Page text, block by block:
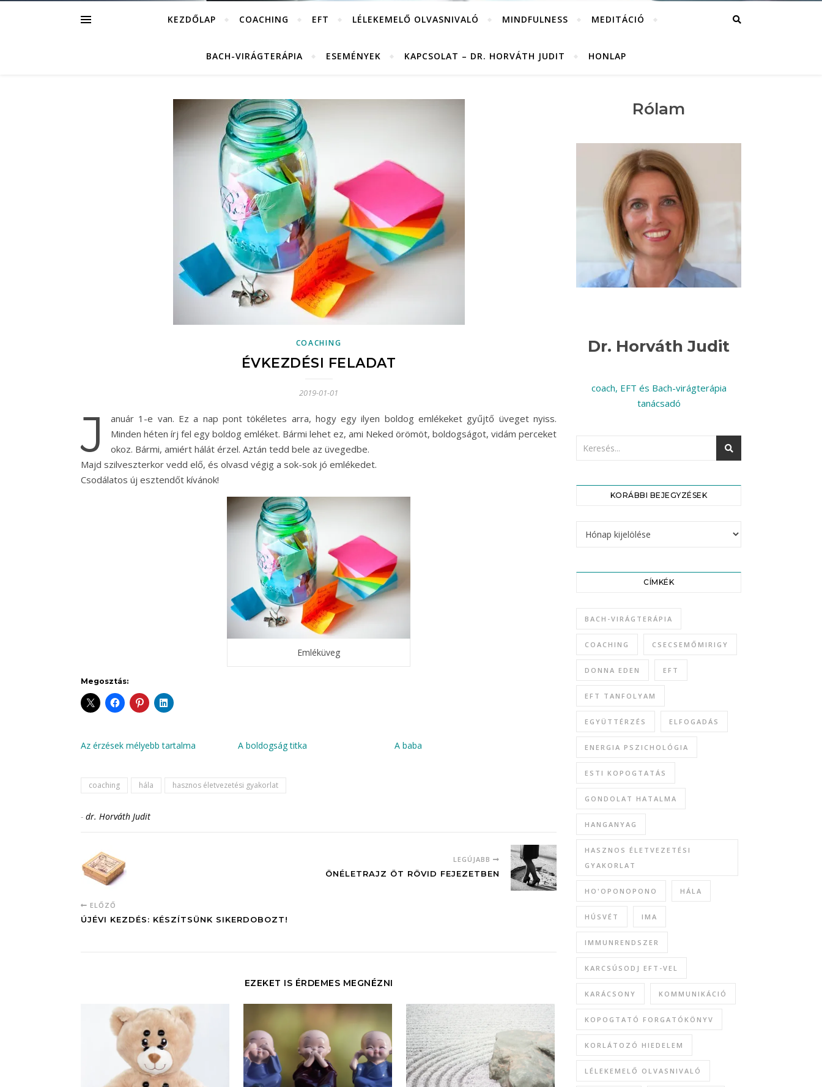
KEZDŐLAP COACHING EFT LÉLEKEMELŐ OLVASNIVALÓ MINDFULNESS MEDITÁCIÓ
BACH-VIRÁGTERÁPIA ESEMÉNYEK KAPCSOLAT – DR. HORVÁTH JUDIT HONLAP
COACHING
ÉVKEZDÉSI FELADAT
2019-01-01
J
anuár 1-e van. Ez a nap pont tökéletes arra, hogy egy ilyen boldog emlékeket gyűjtő üveget nyiss.
Minden héten írj fel egy boldog emléket. Bármi lehet ez, ami Neked örömöt, boldogságot, vidám perceket
okoz. Bármi, amiért hálát érzel. Aztán tedd bele az üvegedbe.
Majd szilveszterkor vedd elő, és olvasd végig a sok-sok jó emlékedet.
Csodálatos új esztendőt kívánok!
Emléküveg
Megosztás:
Az érzések mélyebb tartalma A boldogság titka A baba
coaching hála hasznos életvezetési gyakorlat
- dr. Horváth Judit
ELŐZŐ
ÚJÉVI KEZDÉS: KÉSZÍTSÜNK SIKERDOBOZT!
LEGÚJABB
ÖNÉLETRAJZ ÖT RÖVID FEJEZETBEN
EZEKET IS ÉRDEMES MEGNÉZNI
Rólam
Dr. Horváth Judit
coach, EFT és Bach-virágterápia
tanácsadó
KORÁBBI BEJEGYZÉSEK
CÍMKÉK
BACH-VIRÁGTERÁPIA
COACHING CSECSEMŐMIRIGY
DONNA EDEN EFT
EFT TANFOLYAM
EGYÜTTÉRZÉS ELFOGADÁS
ENERGIA PSZICHOLÓGIA
ESTI KOPOGTATÁS
GONDOLAT HATALMA
HANGANYAG
HASZNOS ÉLETVEZETÉSI
GYAKORLAT
HO'OPONOPONO HÁLA
HÚSVÉT IMA
IMMUNRENDSZER
KARCSÚSODJ EFT-VEL
KARÁCSONY KOMMUNIKÁCIÓ
KOPOGTATÓ FORGATÓKÖNYV
KORLÁTOZÓ HIEDELEM
LÉLEKEMELŐ OLVASNIVALÓ